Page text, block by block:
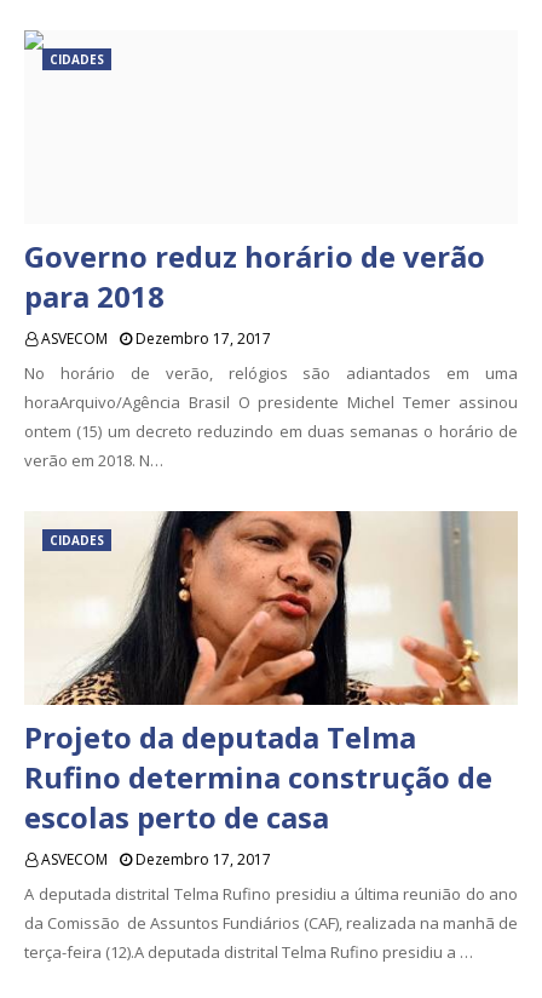
CIDADES
Governo reduz horário de verão
para 2018
ASVECOM Dezembro 17, 2017
No horário de verão, relógios são adiantados em uma
horaArquivo/Agência Brasil O presidente Michel Temer assinou
ontem (15) um decreto reduzindo em duas semanas o horário de
verão em 2018. N…
CIDADES
Projeto da deputada Telma
Rufino determina construção de
escolas perto de casa
ASVECOM Dezembro 17, 2017
A deputada distrital Telma Rufino presidiu a última reunião do ano
da Comissão de Assuntos Fundiários (CAF), realizada na manhã de
terça-feira (12).A deputada distrital Telma Rufino presidiu a …